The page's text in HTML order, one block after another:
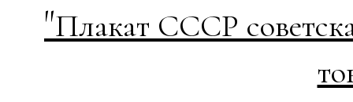
"Плакат СССР